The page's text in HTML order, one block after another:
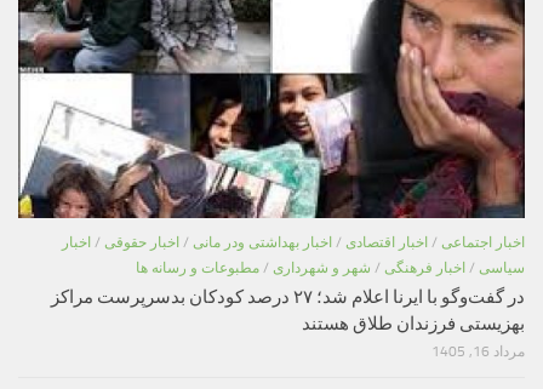
اخبار اجتماعی / اخبار اقتصادی / اخبار بهداشتی ودر مانی / اخبار حقوقی / اخبار
سیاسی / اخبار فرهنگی / شهر و شهرداری / مطبوعات و رسانه ها
در گفت‌وگو با ایرنا اعلام شد؛ ۲۷ درصد کودکان بدسرپرست مراکز
بهزیستی فرزندان طلاق هستند
مرداد 16, 1405